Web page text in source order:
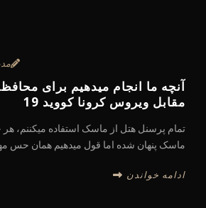
آنچه ما انجام میدهیم برای
مقابل ویروس کرونا کووید 19
تمام پرسنل هتل از ماسک استفاده میکننم،
ماسک پنهان شده اما قول میدهیم همان حس
ادامه خواندن